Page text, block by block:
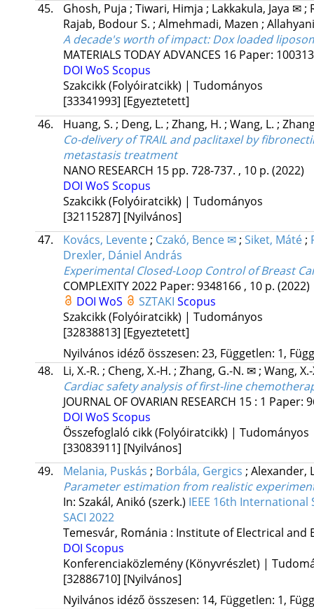
45.
Ghosh, Puja ; Tiwari, Himja ; Lakkakula, Jaya ✉;
Rajab, Bodour S. ; Almehmadi, Mazen ;
A decade's worth of impact: Dox loaded
MATERIALS TODAY ADVANCES 16 Paper:
DOI WoS Scopus
Szakcikk (Folyóiratcikk) | Tudományos
[33341993] [Egyeztetett]
46.
Huang, S. ; Deng, L. ; Zhang, H. ; Wang, L. ;
Co-delivery of TRAIL and paclitaxel by
metastasis treatment
NANO RESEARCH 15 pp. 728-737. , 10 p. (2022)
DOI WoS Scopus
Szakcikk (Folyóiratcikk) | Tudományos
[32115287] [Nyilvános]
47.
Kovács, Levente; Czakó, Bence ✉; Siket, Máté;
Drexler, Dániel András
Experimental Closed-Loop Control of Breast
COMPLEXITY2022 Paper: 9348166 , 10 p. (2022)
DOI WoS SZTAKI Scopus
Szakcikk (Folyóiratcikk) | Tudományos
[32838813] [Egyeztetett]
Nyilvános idéző összesen: 23, Független: 1,
48.
Li, X.-R. ; Cheng, X.-H. ; Zhang, G.-N. ✉; Wang,
Cardiac safety analysis of first-line
JOURNAL OF OVARIAN RESEARCH 15: 1 Paper:
DOI WoS Scopus
Összefoglaló cikk (Folyóiratcikk) | Tudományos
[33083911] [Nyilvános]
49.
Melania, Puskás ; Borbála, Gergics ; Alexander,
Parameter estimation from realistic
In: Szakál, Anikó (szerk.) IEEE 16th
SACI 2022
Temesvár, Románia : Institute of Electrical and
DOI Scopus
Konferenciaközlemény (Könyvrészlet) |
[32886710] [Nyilvános]
Nyilvános idéző összesen: 14, Független: 1,